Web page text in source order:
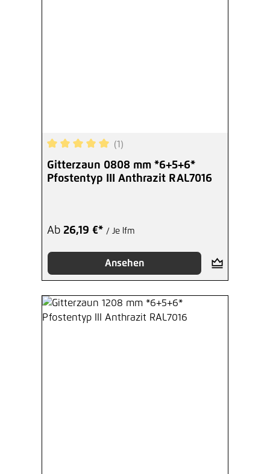
Durchschnittliche Bewertung von 5 von 5
(1)
Gitterzaun 0808 mm *6+5+6*
Pfostentyp III Anthrazit RAL7016
Ab 26,19 €* / Je lfm
Ansehen